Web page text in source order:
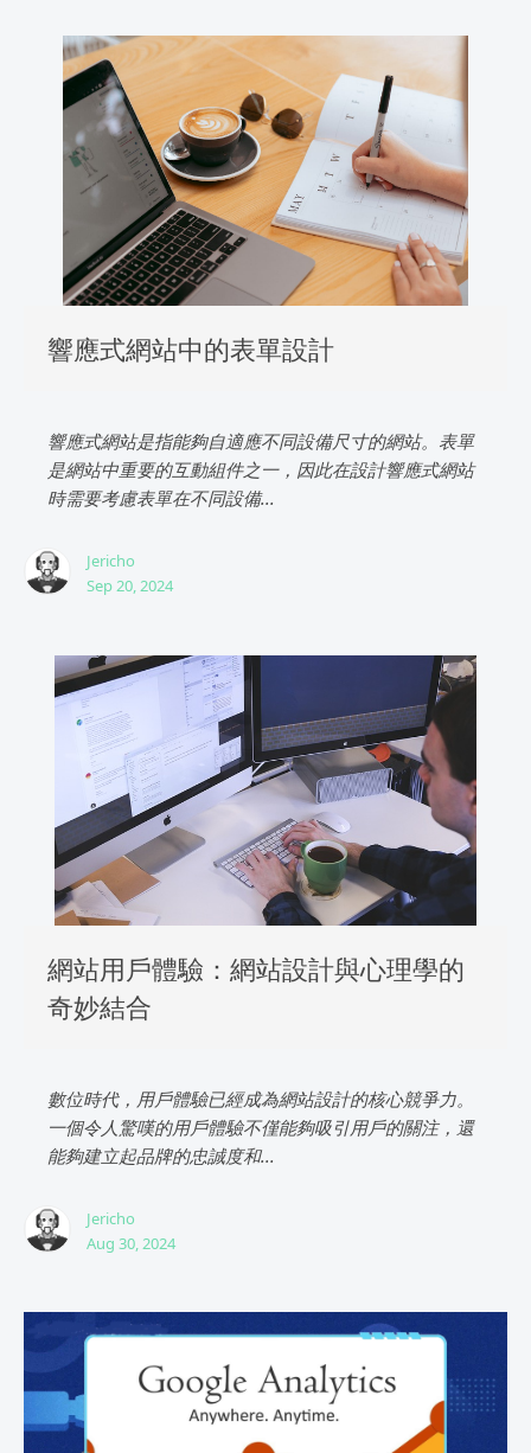
響應式網站中的表單設計
響應式網站是指能夠自適應不同設備尺寸的網站。表單
是網站中重要的互動組件之一，因此在設計響應式網站
時需要考慮表單在不同設備...
Jericho
Sep 20, 2024
網站用戶體驗：網站設計與心理學的
奇妙結合
數位時代，用戶體驗已經成為網站設計的核心競爭力。
一個令人驚嘆的用戶體驗不僅能夠吸引用戶的關注，還
能夠建立起品牌的忠誠度和...
Jericho
Aug 30, 2024